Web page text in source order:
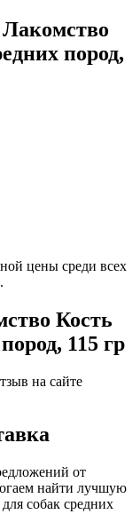
пород,
цены среди всех
Кость
115 гр
на сайте
от
найти лучшую
собак средних